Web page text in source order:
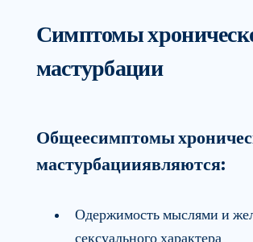
Симптомы
мастурбации
Общеесимптомы
мастурбацииявляются:
Одержимость мыслями и
сексуального характера